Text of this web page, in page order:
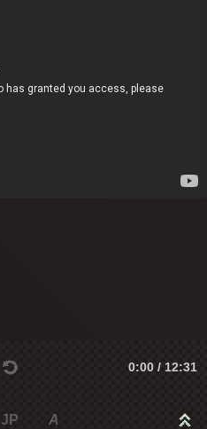
0:00 / 12:31
JP A